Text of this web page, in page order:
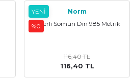
YENİ
%0
Norm
Fiberli Somun Din 985 Metrik
116,40 TL
116,40 TL